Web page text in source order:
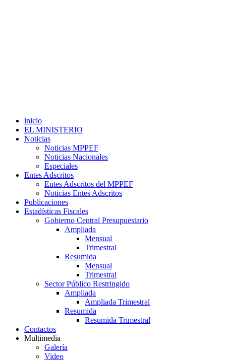
inicio
EL MINISTERIO
Noticias
Noticias MPPEF
Noticias Nacionales
Especiales
Entes Adscritos
Entes Adscritos del MPPEF
Noticias Entes Adscritos
Publicaciones
Estadísticas Fiscales
Gobierno Central Presupuestario
Ampliada
Mensual
Trimestral
Resumida
Mensual
Trimestral
Sector Público Restringido
Ampliada
Ampliada Trimestral
Resumida
Resumida Trimestral
Contactos
Multimedia
Galería
Video